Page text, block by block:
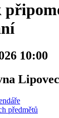
10:00
Lipovec